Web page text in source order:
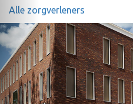
Alle zorgverleners